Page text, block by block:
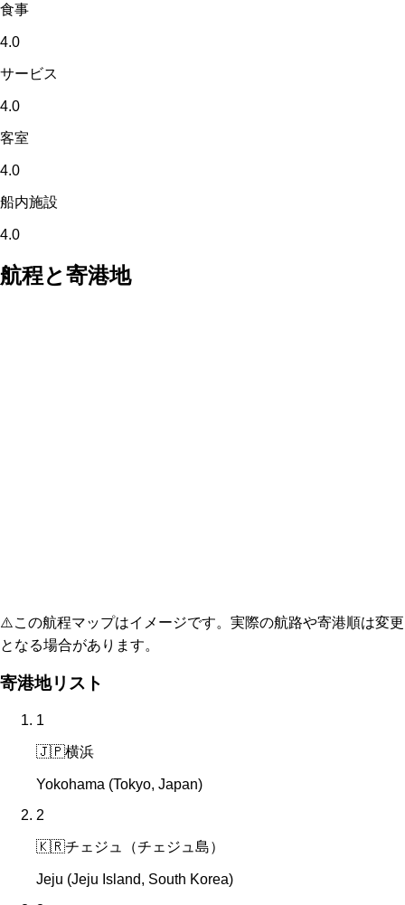
食事
4.0
サービス
4.0
客室
4.0
船内施設
4.0
航程と寄港地
⚠️この航程マップはイメージです。実際の航路や寄港順は変更
となる場合があります。
寄港地リスト
1
🇯🇵横浜
Yokohama (Tokyo, Japan)
2
🇰🇷チェジュ（チェジュ島）
Jeju (Jeju Island, South Korea)